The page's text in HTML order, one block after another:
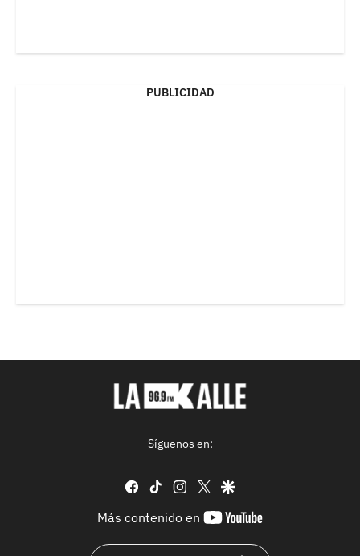
PUBLICIDAD
Síguenos en:
facebook
tiktok instagram
twittergoogle
Más contenido en
youtube-